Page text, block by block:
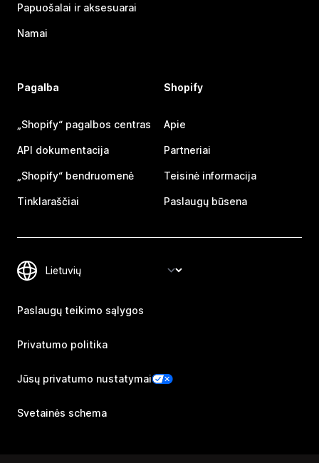
Papuošalai ir aksesuarai
Namai
Pagalba
„Shopify“ pagalbos centras
API dokumentacija
„Shopify“ bendruomenė
Tinklaraščiai
Shopify
Apie
Partneriai
Teisinė informacija
Paslaugų būsena
Paslaugų teikimo sąlygos
Privatumo politika
Jūsų privatumo nustatymai
Svetainės schema